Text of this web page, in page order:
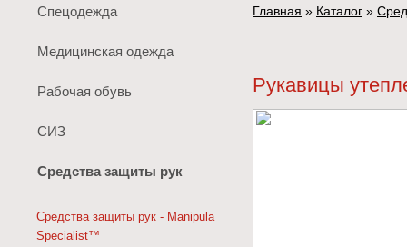
Спецодежда
Медицинская одежда
Рабочая обувь
СИЗ
Средства защиты рук
Средства защиты рук - Manipula
Specialist™
Главная » Каталог »
Рукавицы